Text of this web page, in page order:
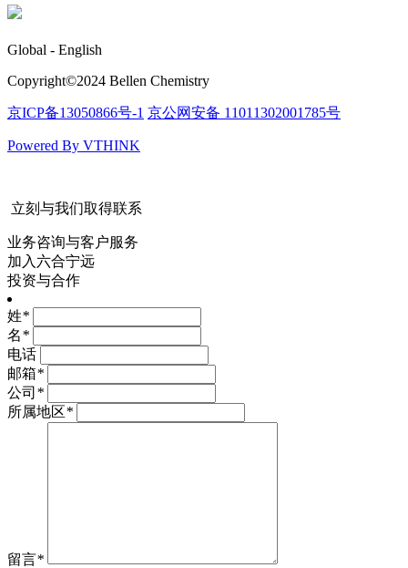
Global - English
Copyright©️2024 Bellen Chemistry
京ICP备13050866号-1 京公网安备 11011302001785号
Powered By VTHINK
立刻与我们取得联系
业务咨询与客户服务
加入六合宁远
投资与合作
姓*
名*
电话
邮箱*
公司 *
所属地区*
留言*